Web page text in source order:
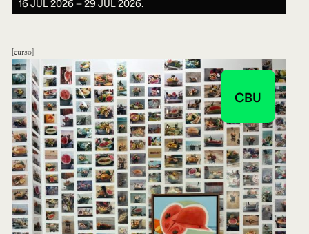
16 JUL 2026 ― 29 JUL 2026.
curso
CBU